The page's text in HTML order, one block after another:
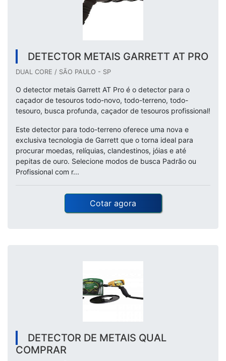
DETECTOR METAIS GARRETT AT PRO
DUAL CORE / SÃO PAULO - SP
O detector metais Garrett AT Pro é o detector para o
caçador de tesouros todo-novo, todo-terreno, todo-
tesouro, busca profunda, caçador de tesouros profissional!
Este detector para todo-terreno oferece uma nova e
exclusiva tecnologia de Garrett que o torna ideal para
procurar moedas, relíquias, clandestinos, jóias e até
pepitas de ouro. Selecione modos de busca Padrão ou
Profissional com r...
Cotar agora
DETECTOR DE METAIS QUAL
COMPRAR